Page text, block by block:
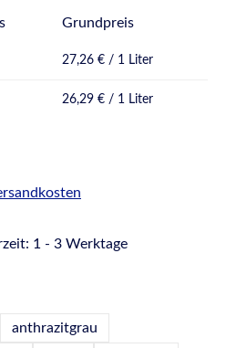
Grundpreis
27,26 € / 1 Liter
26,29 € / 1 Liter
1 - 3 Werktage
anthrazitgrau